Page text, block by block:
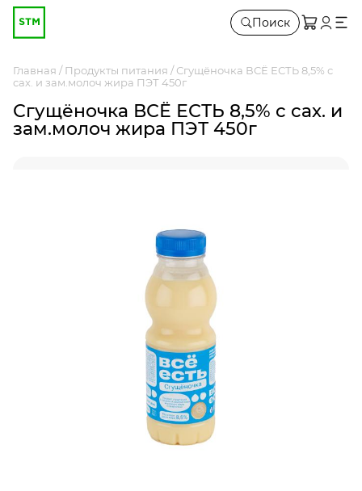
Поиск
Главная Продукты питания
Сгущёночка ВСЁ ЕСТЬ 8,5% с
сах. и зам.молоч жира ПЭТ 450г
Сгущёночка ВСЁ ЕСТЬ 8,5% с сах. и
зам.молоч жира ПЭТ 450г